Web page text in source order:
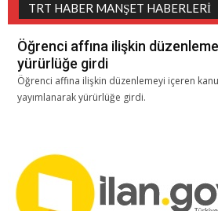
TRT HABER MANŞET HABERLERI
Öğrenci affına ilişkin
yürürlüğe girdi
Öğrenci affına ilişkin düzenlemeyi içeren
yayımlanarak yürürlüğe girdi.